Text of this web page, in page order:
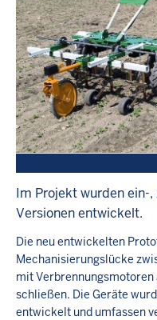
Im Projekt wurden ein-
Versionen entwickelt.
Die neu entwickelten
Mechanisierungslücke
mit
schließen. Die Geräte
entwickelt und umfassen